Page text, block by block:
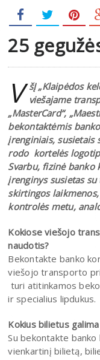
25
V šĮ „Klaipėdos
viešajame
„MasterCard“,
bekontaktėmis
įrenginiais, susietais
rodo kortelės
Svarbu, fizinė banko
įrenginys susietas
skirtingos
kontrolės metu,
Kokiose viešojo
naudotis?
Bekontakte banko
viešojo transporto
turi atitinkamos
ir specialius lipdukus.
Kokius bilietus
Su bekontakte
vienkartinį bilietą,